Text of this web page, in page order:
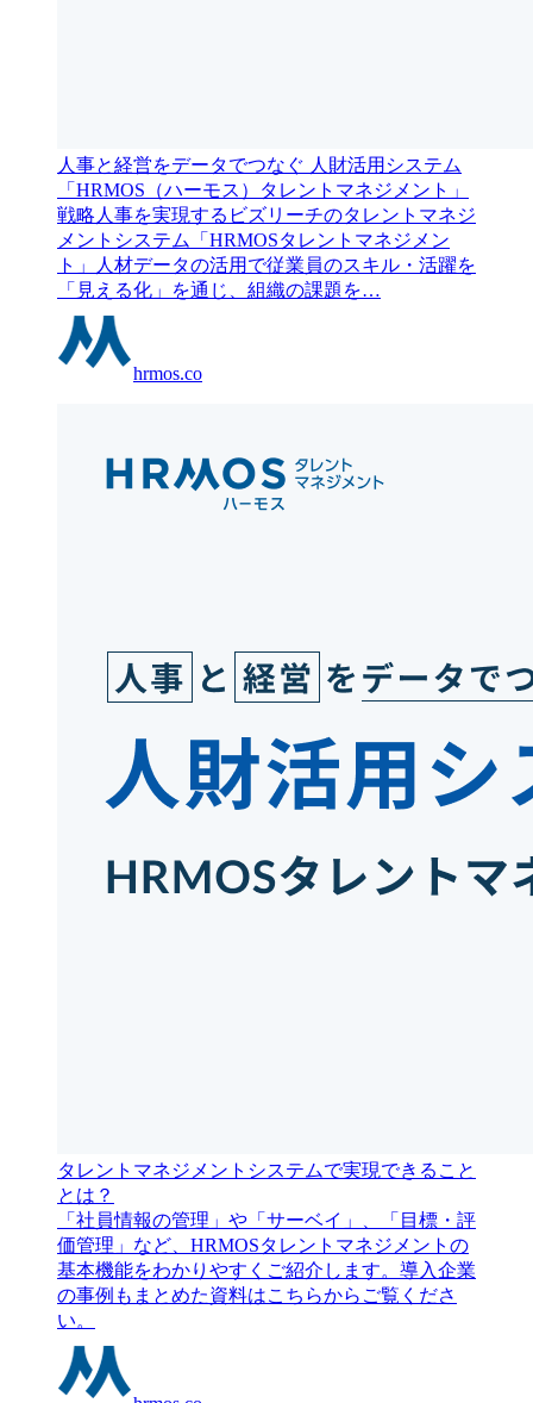
人事と経営をデータでつなぐ 人財活用システム
「HRMOS（ハーモス）タレントマネジメント」
戦略人事を実現するビズリーチのタレントマネジ
メントシステム「HRMOSタレントマネジメン
ト」人材データの活用で従業員のスキル・活躍を
「見える化」を通じ、組織の課題を…
hrmos.co
タレントマネジメントシステムで実現できること
とは？
「社員情報の管理」や「サーベイ」、「目標・評
価管理」など、HRMOSタレントマネジメントの
基本機能をわかりやすくご紹介します。導入企業
の事例もまとめた資料はこちらからご覧くださ
い。